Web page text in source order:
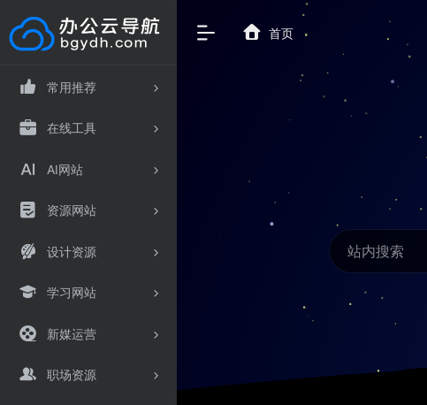
常用推荐
在线工具
AI网站
资源网站
设计资源
学习网站
新媒运营
职场资源
首页